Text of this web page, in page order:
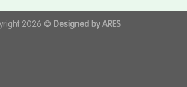
2026 © Designed by ARES